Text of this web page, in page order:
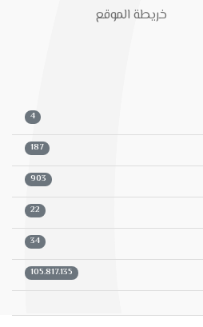
خريطة الموقع
4
187
903
22
34
105.817.135